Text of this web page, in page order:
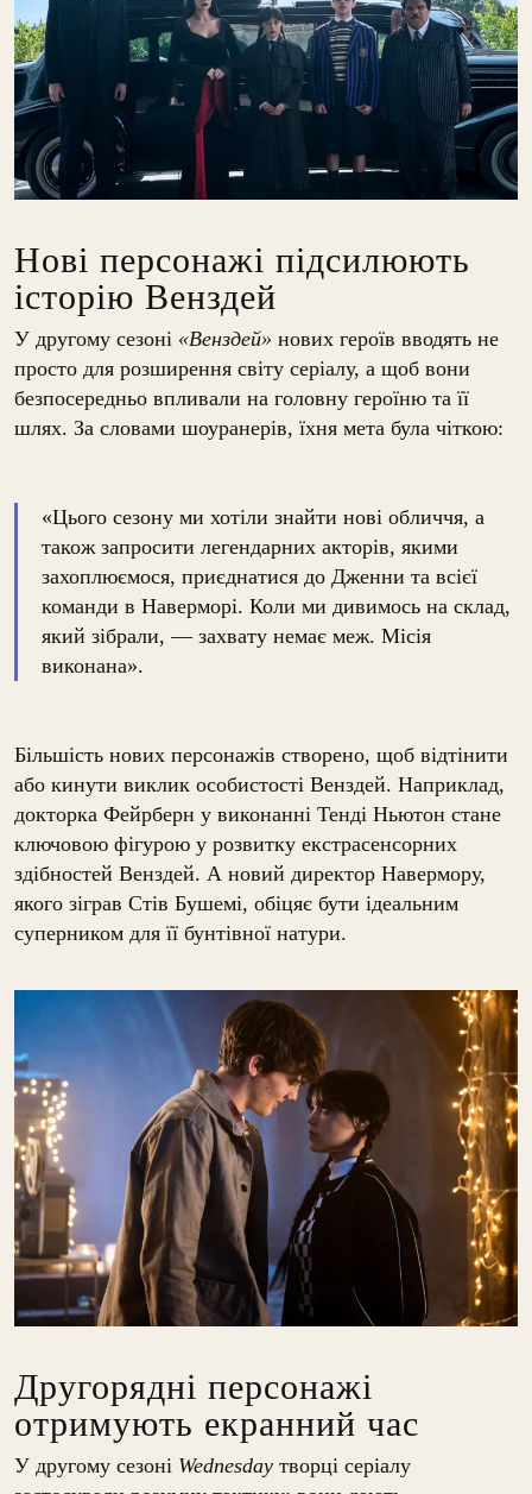
Нові персонажі підсилюють
історію Венздей
У другому сезоні «Венздей» нових героїв вводять не
просто для розширення світу серіалу, а щоб вони
безпосередньо впливали на головну героїню та її
шлях. За словами шоуранерів, їхня мета була чіткою:
«Цього сезону ми хотіли знайти нові обличчя, а
також запросити легендарних акторів, якими
захоплюємося, приєднатися до Дженни та всієї
команди в Наверморі. Коли ми дивимось на склад,
який зібрали, — захвату немає меж. Місія
виконана».
Більшість нових персонажів створено, щоб відтінити
або кинути виклик особистості Венздей. Наприклад,
докторка Фейрберн у виконанні Тенді Ньютон стане
ключовою фігурою у розвитку екстрасенсорних
здібностей Венздей. А новий директор Навермору,
якого зіграв Стів Бушемі, обіцяє бути ідеальним
суперником для її бунтівної натури.
Другорядні персонажі
отримують екранний час
У другому сезоні Wednesday творці серіалу